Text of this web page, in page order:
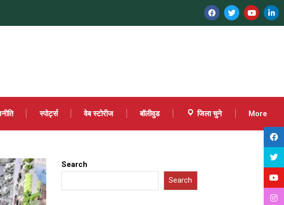
स्पोर्ट्स वेब स्टोरीज बॉलीवुड जिला चुने More
Search
Search